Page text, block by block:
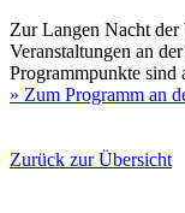
Zur Langen Nacht der
Veranstaltungen an
Programmpunkte
» Zum Programm an
Zurück zur Übersicht